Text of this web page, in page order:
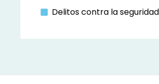
Delitos contra la